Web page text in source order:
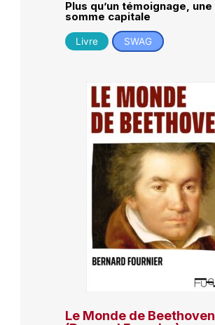
Plus qu’un témoignage, une
somme capitale
Livre SWAG
Le Monde de Beethoven